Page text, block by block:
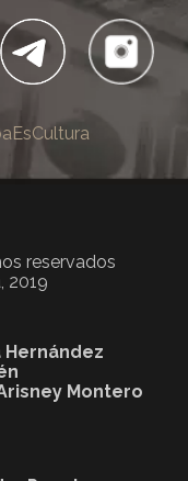
reservados
2019
Hernández
Montero